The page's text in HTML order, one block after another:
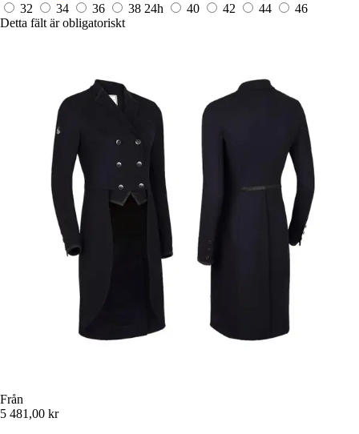
32
34 36 38 24h 40 42 44
46
Detta fält är obligatoriskt
Från
5 481,00 kr